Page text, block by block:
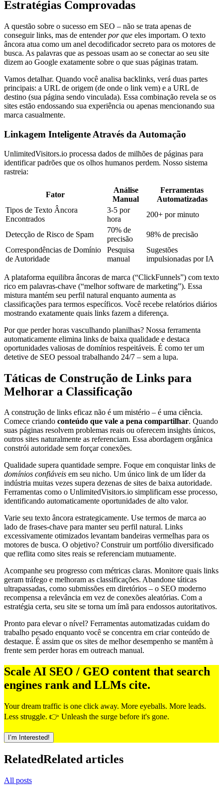
Estratégias Comprovadas
A questão sobre o sucesso em SEO – não se trata apenas de
conseguir links, mas de entenderpor que eles importam. O texto
âncora atua como um anel decodificador secreto para os motores de
busca. As palavras que as pessoas usam ao se conectar ao seu site
dizem ao Google exatamente sobre o que suas páginas tratam.
Vamos detalhar. Quando você analisa backlinks, verá duas partes
principais: a URL de origem (de onde o link vem) e a URL de
destino (sua página sendo vinculada). Essa combinação revela se os
sites estão endossando sua experiência ou apenas mencionando sua
marca casualmente.
Linkagem Inteligente Através da Automação
UnlimitedVisitors.io processa dados de milhões de páginas para
identificar padrões que os olhos humanos perdem. Nosso sistema
rastreia:
Fator
Análise
Manual
Ferramentas
Automatizadas
Tipos de Texto Âncora
Encontrados
3-5 por
hora
200+ por minuto
Detecção de Risco de Spam
70% de
precisão
98% de precisão
Correspondências de Domínio
de Autoridade
Pesquisa
manual
Sugestões
impulsionadas por IA
A plataforma equilibra âncoras de marca (“ClickFunnels”) com texto
rico em palavras-chave (“melhor software de marketing”). Essa
mistura mantém seu perfil natural enquanto aumenta as
classificações para termos específicos. Você recebe relatórios diários
mostrando exatamente quais links fazem a diferença.
Por que perder horas vasculhando planilhas? Nossa ferramenta
automaticamente elimina links de baixa qualidade e destaca
oportunidades valiosas de domínios respeitáveis. É como ter um
detetive de SEO pessoal trabalhando 24/7 – sem a lupa.
Táticas de Construção de Links para
Melhorar a Classificação
A construção de links eficaz não é um mistério – é uma ciência.
Comece criando conteúdo que vale a pena compartilhar. Quando
suas páginas resolvem problemas reais ou oferecem insights únicos,
outros sites naturalmente as referenciam. Essa abordagem orgânica
constrói autoridade sem forçar conexões.
Qualidade supera quantidade sempre. Foque em conquistar links de
domínios confiáveis em seu nicho. Um único link de um líder da
indústria muitas vezes supera dezenas de sites de baixa autoridade.
Ferramentas como o UnlimitedVisitors.io simplificam esse processo,
identificando automaticamente oportunidades de alto valor.
Varie seu texto âncora estrategicamente. Use termos de marca ao
lado de frases-chave para manter seu perfil natural. Links
excessivamente otimizados levantam bandeiras vermelhas para os
motores de busca. O objetivo? Construir um portfólio diversificado
que reflita como sites reais se referenciam mutuamente.
Acompanhe seu progresso com métricas claras. Monitore quais links
geram tráfego e melhoram as classificações. Abandone táticas
ultrapassadas, como submissões em diretórios – o SEO moderno
recompensa a relevância em vez de conexões aleatórias. Com a
estratégia certa, seu site se torna um ímã para endossos autoritativos.
Pronto para elevar o nível? Ferramentas automatizadas cuidam do
trabalho pesado enquanto você se concentra em criar conteúdo de
destaque. É assim que os sites de melhor desempenho se mantêm à
frente sem perder horas em outreach manual.
Scale AI SEO / GEO content that search
engines rank and LLMs cite.
Your dream traffic is one click away. More eyeballs. More leads.
Less struggle. 👉 Unleash the surge before it's gone.
I’m Interested!
RelatedRelated articles
All posts